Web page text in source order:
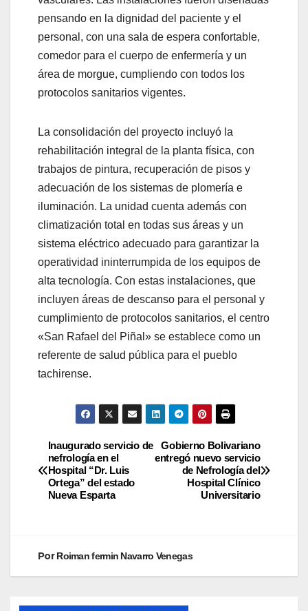
pensando en la dignidad del paciente y el
personal, con una sala de espera confortable,
comedor para el cuerpo de enfermería y un
área de morgue, cumpliendo con todos los
protocolos sanitarios vigentes.
La consolidación del proyecto incluyó la
rehabilitación integral de la planta física, con
trabajos de pintura, recuperación de pisos y
adecuación de los sistemas de plomería e
iluminación. La unidad cuenta además con
climatización total en todas sus áreas y un
sistema eléctrico adecuado para garantizar la
operatividad ininterrumpida de los equipos de
alta tecnología. Con estas instalaciones, que
incluyen áreas de descanso para el personal y
cumplimiento de protocolos sanitarios, el centro
«San Rafael del Piñal» se establece como un
referente de salud pública para el pueblo
tachirense.
Gobierno Bolivariano
entregó nuevo servicio
de Nefrología del
Hospital Clínico
Universitario
Inaugurado servicio de
nefrología en el
Hospital “Dr. Luis
Ortega” del estado
Nueva Esparta
PorRoiman fermin Navarro Venegas